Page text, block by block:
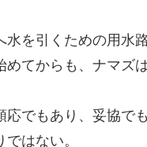
水を引くための用水
めてからも、ナマズ
応でもあり、妥協で
ではない。